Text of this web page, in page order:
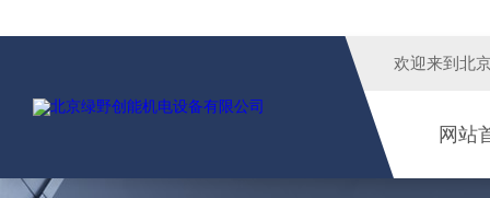
欢迎来到 北
网站